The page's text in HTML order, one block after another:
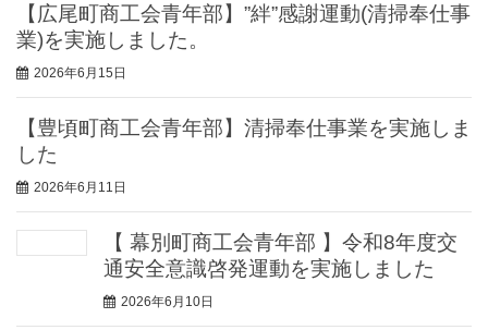
【広尾町商工会青年部】”絆”感謝運動(清掃奉仕事
業)を実施しました。
2026年6月15日
【豊頃町商工会青年部】清掃奉仕事業を実施しま
した
2026年6月11日
【 幕別町商工会青年部 】令和8年度交
通安全意識啓発運動を実施しました
2026年6月10日